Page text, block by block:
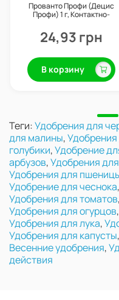
Прованто Профи (Децис
Профи) 1 г, Контактно-
Protect Garden (Bayer)
24,93 грн
В корзину
Теги:Удобрения для
для малины,
голубики,Удобрение
арбузов,Удобрения
Удобрения для
Удобрение для чеснока,
Удобрения для томатов,
Удобрения для огурцов,
Удобрения для лука,
Удобрения для капусты,
Весенние удобрения,
действия